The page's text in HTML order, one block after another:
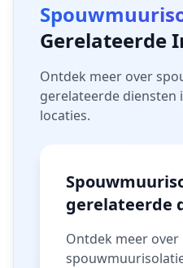
Gerelateerde
Ontdek meer over
gerelateerde diensten
locaties.
gerelateerde
Ontdek meer over